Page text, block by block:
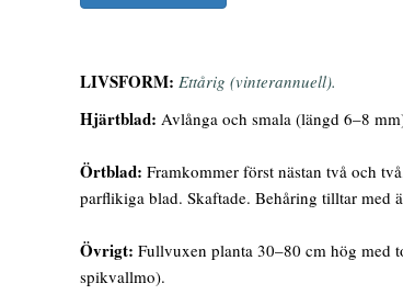
LIVSFORM: Ettårig (vinterannuell).
Hjärtblad: Avlånga och smala (längd 6–8
Örtblad: Framkommer först nästan två och
parflikiga blad. Skaftade. Behåring tilltar med
Övrigt: Fullvuxen planta 30–80 cm hög med
spikvallmo).